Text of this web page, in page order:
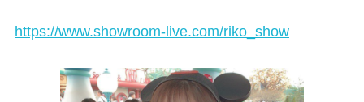
https://www.showroom-live.com/riko_show